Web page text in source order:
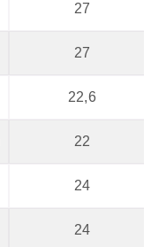
27
27
22,6
22
24
24